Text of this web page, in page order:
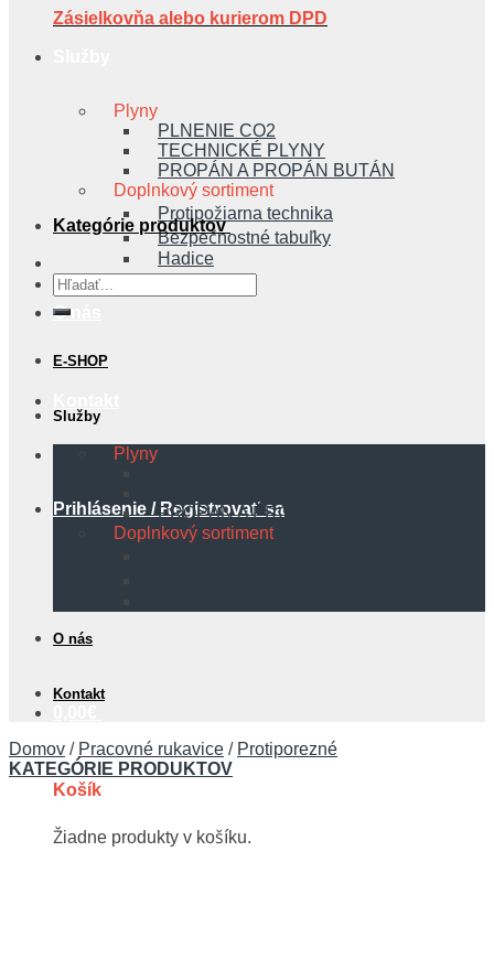
Plyny
PLNENIE CO2
TECHNICKÉ PLYNY
PROPÁN A PROPÁN BUTÁN
Doplnkový sortiment
Protipožiarna technika
Bezpečnostné tabuľky
Hadice
O nás
Prihlásenie / Registrovať sa
Košík
Žiadne produkty v košíku.
Zásielkovňa alebo kurierom DPD
Kategórie produktov
Hľadať:
E-SHOP
Služby
Plyny
PROPÁN A PROPÁN BUTÁN
Doplnkový sortiment
O nás
Kontakt
Domov / Pracovné rukavice / Protiporezné
KATEGÓRIE PRODUKTOV